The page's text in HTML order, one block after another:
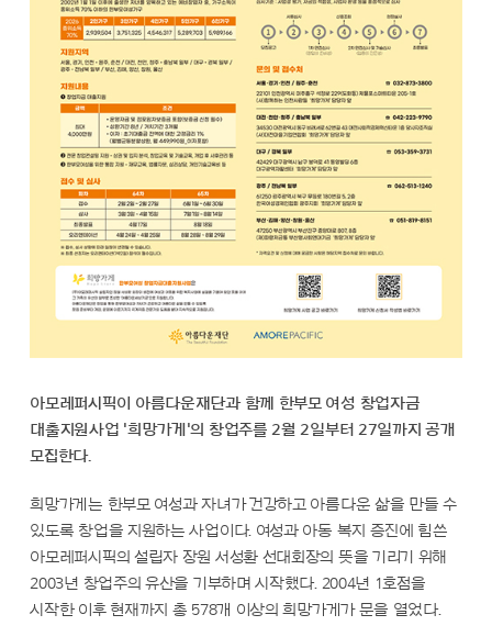
아모레퍼시픽이 아름다운재단과 함께 한부모 여성 창업자금
대출지원사업 '희망가게'의 창업주를 2월 2일부터 27일까지 공개
모집한다.
희망가게는 한부모 여성과 자녀가 건강하고 아름다운 삶을 만들 수
있도록 창업을 지원하는 사업이다. 여성과 아동 복지 증진에 힘쓴
아모레퍼시픽의 설립자 장원 서성환 선대회장의 뜻을 기리기 위해
2003년 창업주의 유산을 기부하며 시작했다. 2004년 1호점을
시작한 이후 현재까지 총 578개 이상의 희망가게가 문을 열었다.